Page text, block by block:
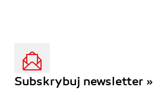
Subskrybuj newsletter »